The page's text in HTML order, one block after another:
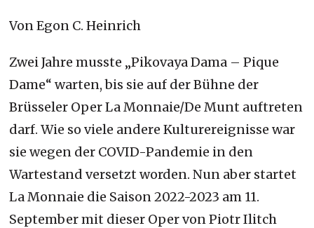
Von Egon C. Heinrich
Zwei Jahre musste „Pikovaya Dama – Pique
Dame“ warten, bis sie auf der Bühne der
Brüsseler Oper La Monnaie/De Munt auftreten
darf. Wie so viele andere Kulturereignisse war
sie wegen der COVID-Pandemie in den
Wartestand versetzt worden. Nun aber startet
La Monnaie die Saison 2022-2023 am 11.
September mit dieser Oper von Piotr Ilitch